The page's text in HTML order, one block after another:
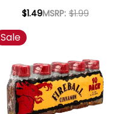
JALAPENO TEQUILA
$1.49MSRP: $1.99
Sale